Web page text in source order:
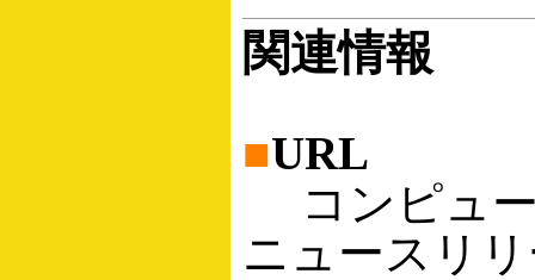
関連情報
■URL
コンピュー
ニュースリ